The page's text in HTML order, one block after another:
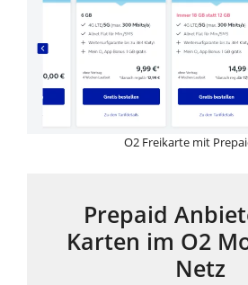
O2 Freikarte mit
Prepaid
Karten im O2
Netz